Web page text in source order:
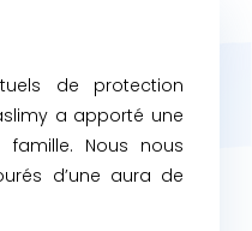
de protection
a apporté une
Nous nous
d’une aura de